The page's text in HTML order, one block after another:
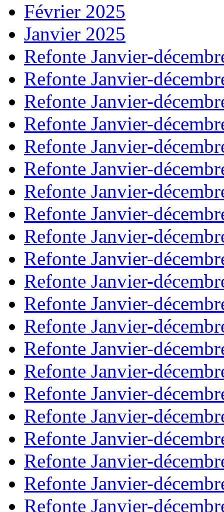
Février 2025
Janvier 2025
Refonte Janvier-
Refonte Janvier-
Refonte Janvier-
Refonte Janvier-
Refonte Janvier-
Refonte Janvier-
Refonte Janvier-
Refonte Janvier-
Refonte Janvier-
Refonte Janvier-
Refonte Janvier-
Refonte Janvier-
Refonte Janvier-
Refonte Janvier-
Refonte Janvier-
Refonte Janvier-
Refonte Janvier-
Refonte Janvier-
Refonte Janvier-
Refonte Janvier-
Refonte Janvier-